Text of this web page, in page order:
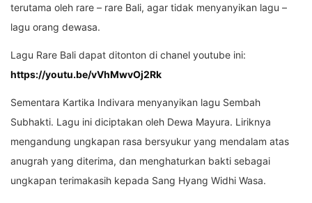
terutama oleh rare – rare Bali, agar tidak menyanyikan lagu –
lagu orang dewasa.
Lagu Rare Bali dapat ditonton di chanel youtube ini:
https://youtu.be/vVhMwvOj2Rk
Sementara Kartika Indivara menyanyikan lagu Sembah
Subhakti. Lagu ini diciptakan oleh Dewa Mayura. Liriknya
mengandung ungkapan rasa bersyukur yang mendalam atas
anugrah yang diterima, dan menghaturkan bakti sebagai
ungkapan terimakasih kepada Sang Hyang Widhi Wasa.